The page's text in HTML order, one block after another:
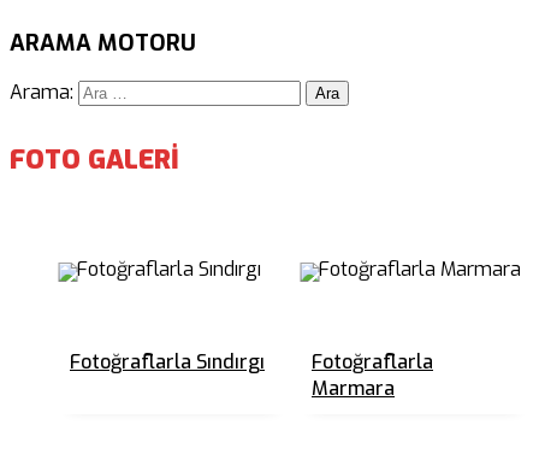
ARAMA MOTORU
Arama:
FOTO GALERİ
Fotoğraflarla Sındırgı
Fotoğraflarla
Marmara